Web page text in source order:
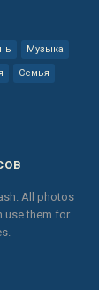
Музыка
Семья
All photos
use them for